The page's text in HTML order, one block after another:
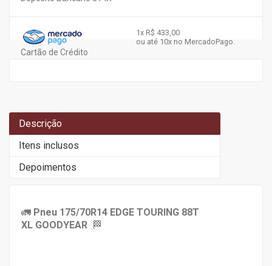
Cartão de Crédito
1x R$ 433,00
ou até 10x no MercadoPago.
Descrição
Itens inclusos
Depoimentos
🚛 Pneu 175/70R14 EDGE TOURING 88T
XL GOODYEAR 🏁